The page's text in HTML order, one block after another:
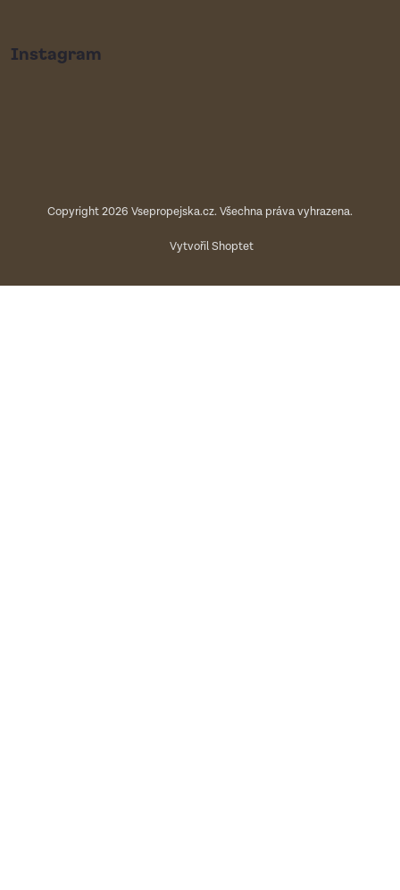
Instagram
Vytvořil Shoptet
Copyright 2026 Vsepropejska.cz. Všechna práva vyhrazena.